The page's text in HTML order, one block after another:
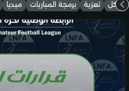
الكل تعزية برمجة المباريات ميديا